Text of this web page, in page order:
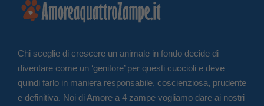
Chi sceglie di crescere un animale in fondo decide di
diventare come un ‘genitore’ per questi cuccioli e deve
quindi farlo in maniera responsabile, coscienziosa, prudente
e definitiva. Noi di Amore a 4 zampe vogliamo dare ai nostri